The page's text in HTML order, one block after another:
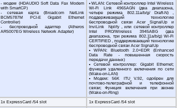
- модем (HDAUDIO Soft Data Fax Modem
with SmartCP)
- сетевая карта (Broadcom NetLink
BCM5787M PCI-E Gigabit Ethernet
Controller)
- беспроводной адаптер (Atheros
AR5007EG Wireless Network Adapter)
• WLAN: Сетевой контроллер Intel Wireless
Wi-Fi Link 4965AGN (два диапазона,
четыре режима 802.11a/b/g/ Draft-N) ,
поддерживающий технологию
беспроводной связи Acer SignalUp и
InviLink Nplify , или сетевой контроллер
Intel PRO/Wireless 3945ABG (два
диапазона, три режима 802.11a/b/g) Wi-Fi
CERTIFIED , поддерживающий технологию
беспроводной связи Acer SignalUp
• WPAN: Bluetooth 2.0+EDR (Enhanced
Data Rate - повышенная скорость
передачи данных)
• Сетевой контроллер: Gigabit Ethernet;
функция удаленного включения по сети
(Wake-on-LAN)
• Модем: 56K ITU V.92, одобрен для
почтово-телеграфной и телефонной
связи; Функция включения при звонке
(Wake-on-Ring)
1x ExpressCard /54 slot
1x ExpressCard /54 slot